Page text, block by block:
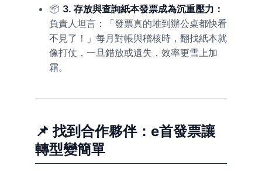
📦 3. 存放與查詢紙本發票成為沉重壓力：
負責人坦言：「發票真的堆到辦公桌都快看
不見了！」每月對帳與稽核時，翻找紙本就
像打仗，一旦錯放或遺失，效率更雪上加
霜。
📌 找到合作夥伴：e首發票讓
轉型變簡單